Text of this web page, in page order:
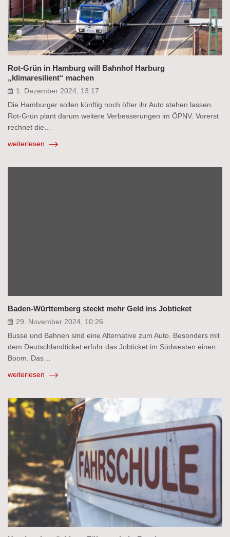
Rot-Grün in Hamburg will Bahnhof Harburg
„klimaresilient“ machen
1. Dezember 2024, 13:17
Die Hamburger sollen künftig noch öfter ihr Auto stehen lassen.
Rot-Grün plant darum weitere Verbesserungen im ÖPNV. Vorerst
rechnet die…
weiterlesen
Baden-Württemberg steckt mehr Geld ins Jobticket
29. November 2024, 10:26
Busse und Bahnen sind eine Alternative zum Auto. Besonders mit
dem Deutschlandticket erfuhr das Jobticket im Südwesten einen
Boom. Das…
weiterlesen